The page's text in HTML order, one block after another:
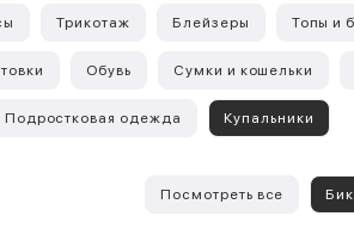
Трикотаж Блейзеры Топы и
Обувь Сумки и кошельки
Подростковая одежда Купальники
Посмотреть все